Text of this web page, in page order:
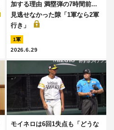
加する理由 満塁弾の7時間前...
見逃せなかった隙「1軍なら2軍
行き」
1軍
2026.6.29
モイネロは6回1失点も「どうな